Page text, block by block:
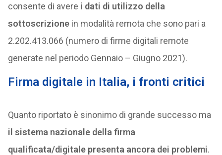
consente di avere i dati di utilizzo della
sottoscrizionein modalità remota che sono pari a
2.202.413.066 (numero di firme digitali remote
generate nel periodo Gennaio – Giugno 2021).
Firma digitale in Italia, i fronti critici
Quanto riportato è sinonimo di grande successo ma
il sistema nazionale della firma
qualificata/digitale presenta ancora dei problemi.